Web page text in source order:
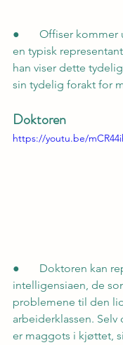
●       Offiser
en typisk
han viser dette
sin tydelig forakt for
Doktoren
https://youtu.be/
●       Doktoren kan
intelligensiaen, de
problemene til den
arbeiderklassen.
er maggots i kjøttet,